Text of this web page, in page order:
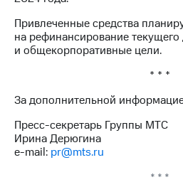
Документы
ПАО
"МТС"
Личный
акционера
Акционерный
капитал
Привлеченные средства
на рефинансирование
и общекорпоративные цели.
* * *
За дополнительной
Пресс-секретарь Группы МТС
Ирина Дерюгина
e-mail: pr@mts.ru
* * *